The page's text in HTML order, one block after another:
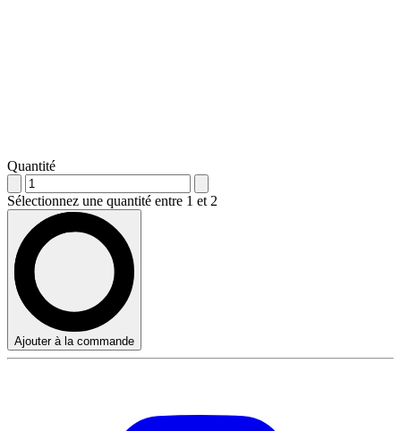
Quantité
Sélectionnez une quantité entre 1 et 2
Ajouter à la commande